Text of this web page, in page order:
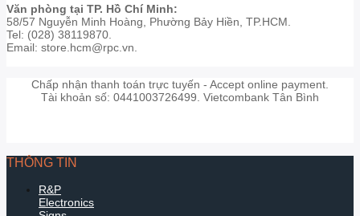
Văn phòng tại TP. Hồ Chí Minh:
58/57 Nguyễn Minh Hoàng, Phường Bảy Hiền, TP.HCM.
Tel: (028) 38119870.
Email: store.hcm@rpc.vn.
Chấp nhận thanh toán trực tuyến - Accept online payment.
Tài khoản số: 0441003726499. Vietcombank Tân Bình
THÔNG TIN
R&P
Electronics